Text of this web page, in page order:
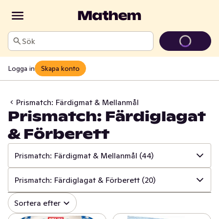
Sök
Logga in Skapa konto
Prismatch: Färdigmat & Mellanmål
Prismatch: Färdiglagat
& Förberett
Prismatch: Färdigmat & Mellanmål (44)
✓ Alla (534)
✓ Prismatch: Frukt & Grönt
Prismatch: Färdiglagat & Förberett (20)
✓ Alla (44)
Sortera efter